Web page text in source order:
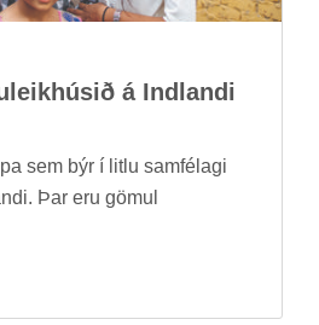
á Indlandi
sem býr í litlu sam­fé­lagi
Þar eru göm­ul